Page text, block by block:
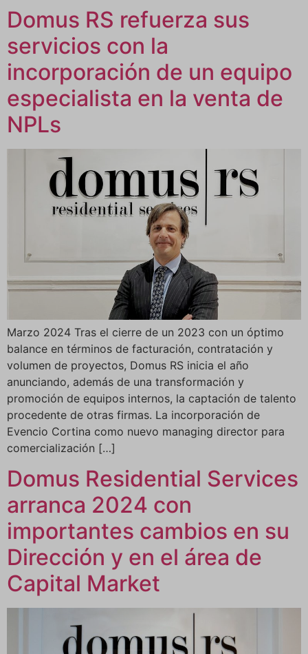
Domus RS refuerza sus
servicios con la
incorporación de un equipo
especialista en la venta de
NPLs
Marzo 2024 Tras el cierre de un 2023 con un óptimo
balance en términos de facturación, contratación y
volumen de proyectos, Domus RS inicia el año
anunciando, además de una transformación y
promoción de equipos internos, la captación de talento
procedente de otras firmas. La incorporación de
Evencio Cortina como nuevo managing director para
comercialización […]
Domus Residential Services
arranca 2024 con
importantes cambios en su
Dirección y en el área de
Capital Market